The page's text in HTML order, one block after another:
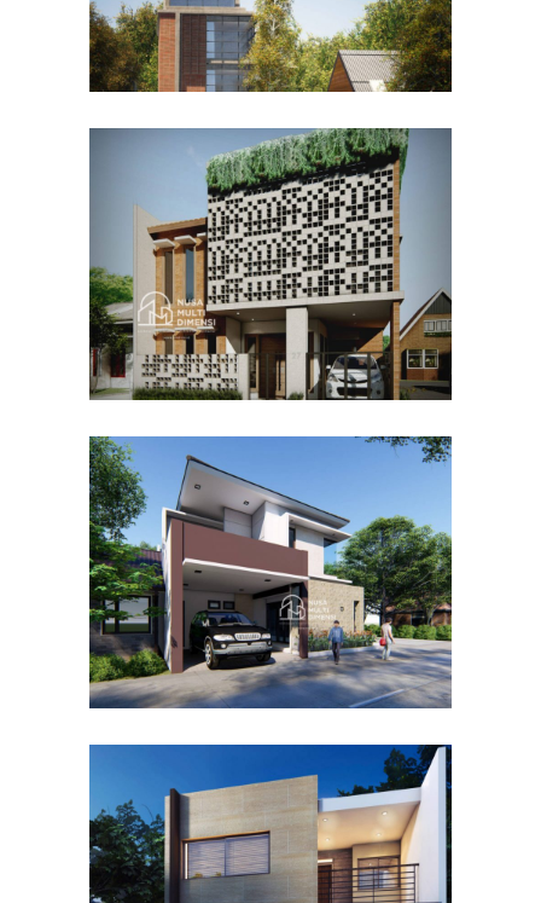
Desain Rumah Bapak Azwar
di Cibinong Bogor
DESAIN RUMAH TERBAIK
Desain Rumah Hook
Alternatif di Cibubur
DESAIN RUMAH TERBAIK
Desain Rumah Taman
Mutiara di Cibinong Bogor
DESAIN RUMAH TERBAIK